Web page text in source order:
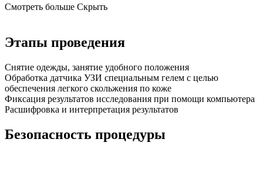
Смотреть больше Скрыть
Этапы проведения
Снятие одежды, занятие удобного положения
Обработка датчика УЗИ специальным гелем с целью
обеспечения легкого скольжения по коже
Фиксация результатов исследования при помощи компьютера
Расшифровка и интерпретация результатов
Безопасность процедуры